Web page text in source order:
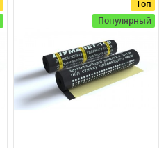
Топ
Популярный